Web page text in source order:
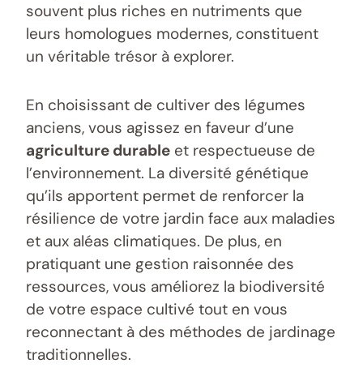
souvent plus riches en nutriments que
leurs homologues modernes, constituent
un véritable trésor à explorer.
En choisissant de cultiver des légumes
anciens, vous agissez en faveur d’une
agriculture durable et respectueuse de
l’environnement. La diversité génétique
qu’ils apportent permet de renforcer la
résilience de votre jardin face aux maladies
et aux aléas climatiques. De plus, en
pratiquant une gestion raisonnée des
ressources, vous améliorez la biodiversité
de votre espace cultivé tout en vous
reconnectant à des méthodes de jardinage
traditionnelles.